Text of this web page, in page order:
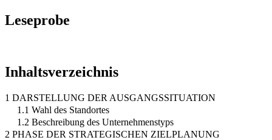
Leseprobe
Inhaltsverzeichnis
1 DARSTELLUNG DER AUSGANGSSITUATION
1.1 Wahl des Standortes
1.2 Beschreibung des Unternehmenstyps
2 PHASE DER STRATEGISCHEN ZIELPLANUNG